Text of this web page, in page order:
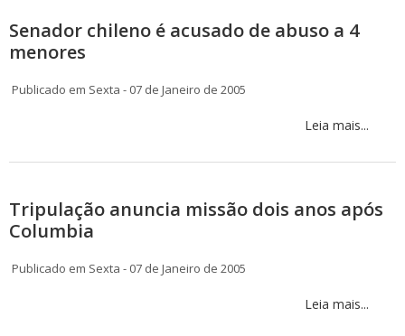
Senador chileno é acusado de abuso a 4
menores
Publicado em Sexta - 07 de Janeiro de 2005
Leia mais...
Tripulação anuncia missão dois anos após
Columbia
Publicado em Sexta - 07 de Janeiro de 2005
Leia mais...